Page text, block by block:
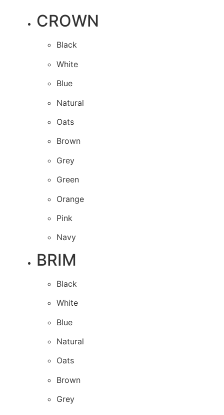
CROWN
Black
White
Blue
Natural
Oats
Brown
Grey
Green
Orange
Pink
Navy
BRIM
Black
White
Blue
Natural
Oats
Brown
Grey